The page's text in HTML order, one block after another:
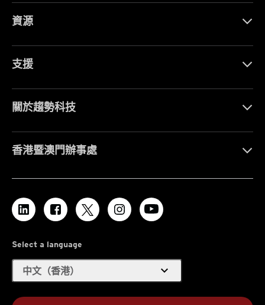
資源
支援
關於趨勢科技
香港暨澳門辦事處
Select a language
中文（香港） expand_more